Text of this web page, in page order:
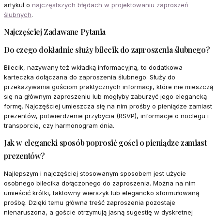
artykuł o najczęstszych błędach w projektowaniu zaproszeń
ślubnych.
Najczęściej Zadawane Pytania
Do czego dokładnie służy bilecik do zaproszenia ślubnego?
Bilecik, nazywany też wkładką informacyjną, to dodatkowa
karteczka dołączana do zaproszenia ślubnego. Służy do
przekazywania gościom praktycznych informacji, które nie mieszczą
się na głównym zaproszeniu lub mogłyby zaburzyć jego elegancką
formę. Najczęściej umieszcza się na nim prośby o pieniądze zamiast
prezentów, potwierdzenie przybycia (RSVP), informacje o noclegu i
transporcie, czy harmonogram dnia.
Jak w elegancki sposób poprosić gości o pieniądze zamiast
prezentów?
Najlepszym i najczęściej stosowanym sposobem jest użycie
osobnego bilecika dołączonego do zaproszenia. Można na nim
umieścić krótki, taktowny wierszyk lub elegancko sformułowaną
prośbę. Dzięki temu główna treść zaproszenia pozostaje
nienaruszona, a goście otrzymują jasną sugestię w dyskretnej